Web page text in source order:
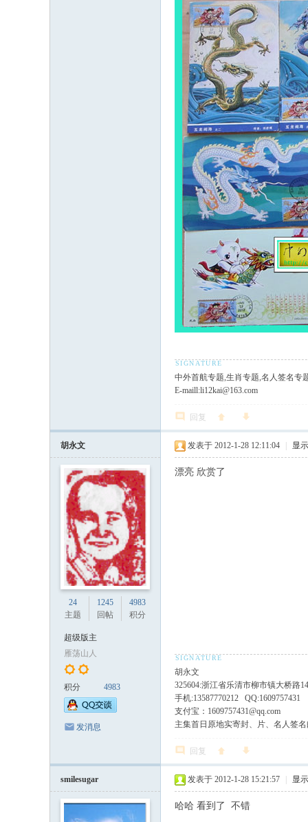
中外首航专题,生肖专题,名人签名专
E-maill:li12kai@163.com
回复
胡永文
24
主题
1245
回帖
4983
积分
超级版主
雁荡山人
积分 4983
发消息
发表于 2012-1-28 12:11:04 显
漂亮 欣赏了
胡永文
325604:浙江省乐清市柳市镇大桥路
手机:13587770212 QQ:1609757431
支付宝：1609757431@qq.com
主集首日原地实寄封、片、名人签
回复
smilesugar 发表于 2012-1-28 15:21:57 显
哈哈 看到了 不错